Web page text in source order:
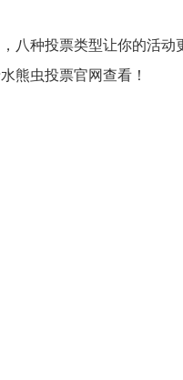
，八种投票类型让你的活
水熊虫投票官网查看！